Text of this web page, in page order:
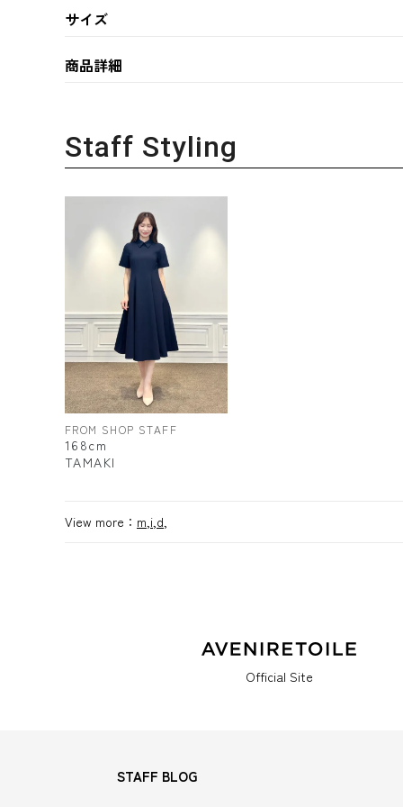
サイズ
商品詳細
Staff Styling
FROM SHOP STAFF
168cm
TAMAKI
View more： m,i,d,
Official Site
STAFF BLOG